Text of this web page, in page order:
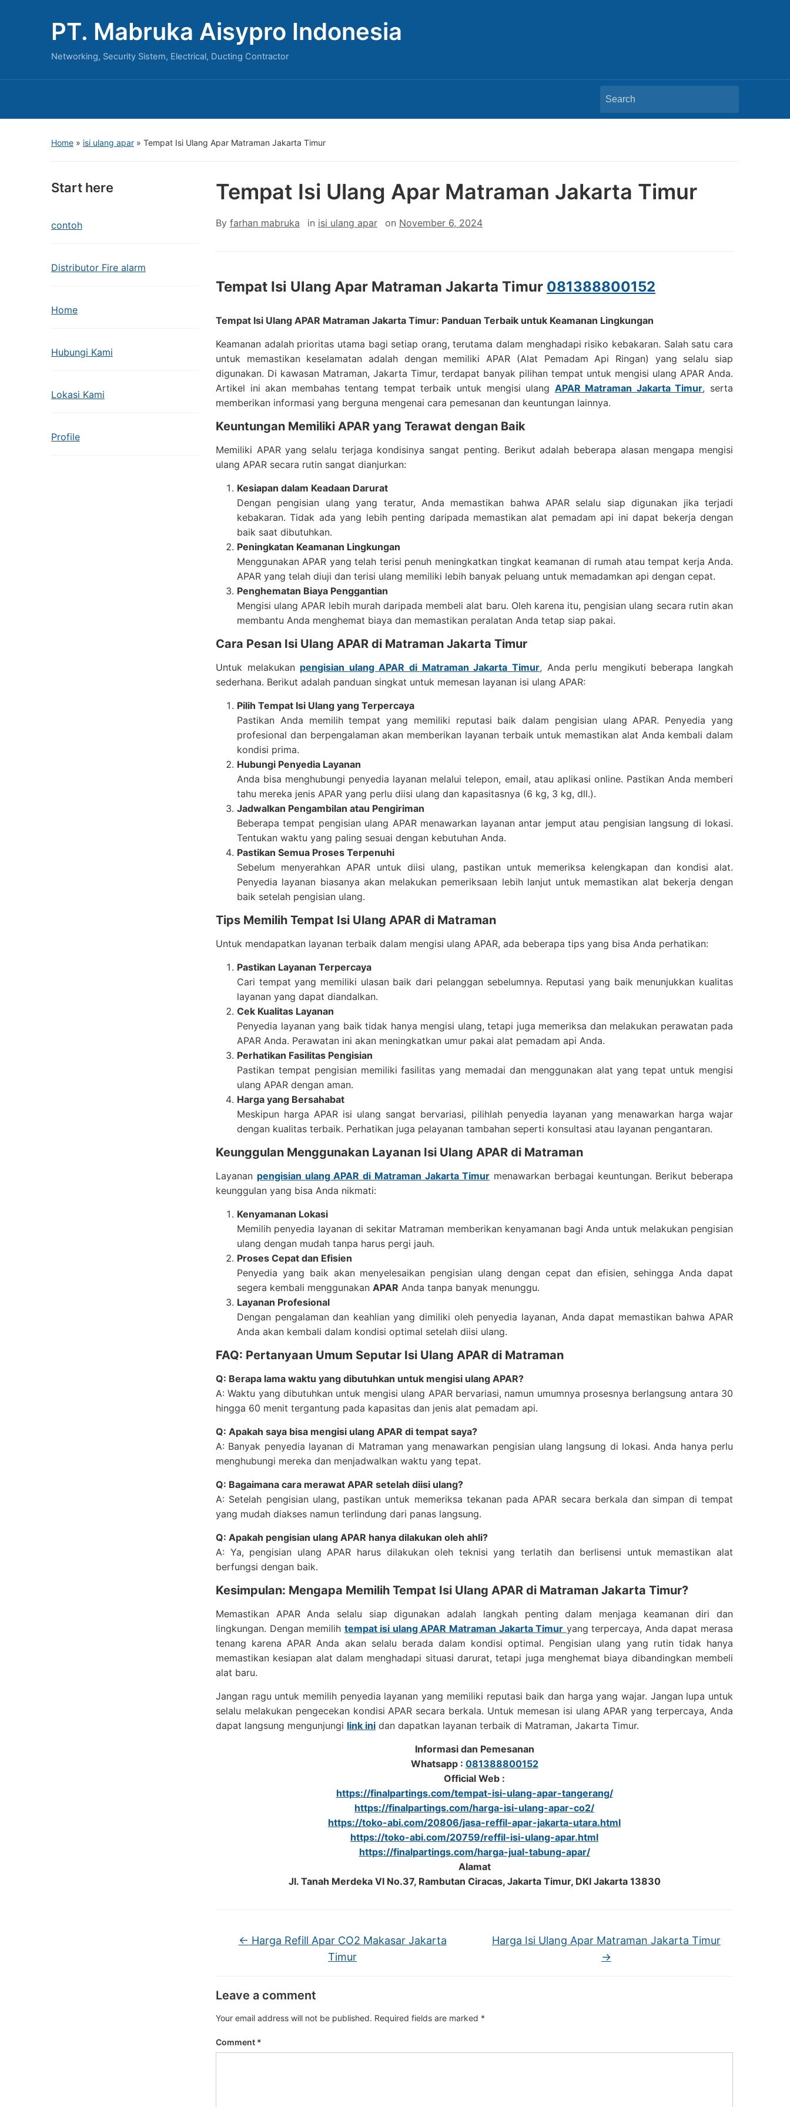
PT. Mabruka Aisypro Indonesia
Networking, Security Sistem, Electrical, Ducting Contractor
Search
for:
Home » isi ulang apar » Tempat Isi Ulang Apar Matraman Jakarta Timur
Start here
contoh
Distributor Fire alarm
Home
Hubungi Kami
Lokasi Kami
Profile
Tempat Isi Ulang Apar Matraman Jakarta Timur
By farhan mabruka in isi ulang apar on November 6, 2024
Tempat Isi Ulang Apar Matraman Jakarta Timur 081388800152
Tempat Isi Ulang APAR Matraman Jakarta Timur: Panduan Terbaik untuk Keamanan Lingkungan
Keamanan adalah prioritas utama bagi setiap orang, terutama dalam menghadapi risiko kebakaran. Salah satu cara
untuk memastikan keselamatan adalah dengan memiliki APAR (Alat Pemadam Api Ringan) yang selalu siap
digunakan. Di kawasan Matraman, Jakarta Timur, terdapat banyak pilihan tempat untuk mengisi ulang APAR Anda.
Artikel ini akan membahas tentang tempat terbaik untuk mengisi ulang APAR Matraman Jakarta Timur, serta
memberikan informasi yang berguna mengenai cara pemesanan dan keuntungan lainnya.
Keuntungan Memiliki APAR yang Terawat dengan Baik
Memiliki APAR yang selalu terjaga kondisinya sangat penting. Berikut adalah beberapa alasan mengapa mengisi
ulang APAR secara rutin sangat dianjurkan:
Kesiapan dalam Keadaan Darurat
Dengan pengisian ulang yang teratur, Anda memastikan bahwa APAR selalu siap digunakan jika terjadi
kebakaran. Tidak ada yang lebih penting daripada memastikan alat pemadam api ini dapat bekerja dengan
baik saat dibutuhkan.
Peningkatan Keamanan Lingkungan
Menggunakan APAR yang telah terisi penuh meningkatkan tingkat keamanan di rumah atau tempat kerja Anda.
APAR yang telah diuji dan terisi ulang memiliki lebih banyak peluang untuk memadamkan api dengan cepat.
Penghematan Biaya Penggantian
Mengisi ulang APAR lebih murah daripada membeli alat baru. Oleh karena itu, pengisian ulang secara rutin akan
membantu Anda menghemat biaya dan memastikan peralatan Anda tetap siap pakai.
Cara Pesan Isi Ulang APAR di Matraman Jakarta Timur
Untuk melakukan pengisian ulang APAR di Matraman Jakarta Timur, Anda perlu mengikuti beberapa langkah
sederhana. Berikut adalah panduan singkat untuk memesan layanan isi ulang APAR:
Pilih Tempat Isi Ulang yang Terpercaya
Pastikan Anda memilih tempat yang memiliki reputasi baik dalam pengisian ulang APAR. Penyedia yang
profesional dan berpengalaman akan memberikan layanan terbaik untuk memastikan alat Anda kembali dalam
kondisi prima.
Hubungi Penyedia Layanan
Anda bisa menghubungi penyedia layanan melalui telepon, email, atau aplikasi online. Pastikan Anda memberi
tahu mereka jenis APAR yang perlu diisi ulang dan kapasitasnya (6 kg, 3 kg, dll.).
Jadwalkan Pengambilan atau Pengiriman
Beberapa tempat pengisian ulang APAR menawarkan layanan antar jemput atau pengisian langsung di lokasi.
Tentukan waktu yang paling sesuai dengan kebutuhan Anda.
Pastikan Semua Proses Terpenuhi
Sebelum menyerahkan APAR untuk diisi ulang, pastikan untuk memeriksa kelengkapan dan kondisi alat.
Penyedia layanan biasanya akan melakukan pemeriksaan lebih lanjut untuk memastikan alat bekerja dengan
baik setelah pengisian ulang.
Tips Memilih Tempat Isi Ulang APAR di Matraman
Untuk mendapatkan layanan terbaik dalam mengisi ulang APAR, ada beberapa tips yang bisa Anda perhatikan:
Pastikan Layanan Terpercaya
Cari tempat yang memiliki ulasan baik dari pelanggan sebelumnya. Reputasi yang baik menunjukkan kualitas
layanan yang dapat diandalkan.
Cek Kualitas Layanan
Penyedia layanan yang baik tidak hanya mengisi ulang, tetapi juga memeriksa dan melakukan perawatan pada
APAR Anda. Perawatan ini akan meningkatkan umur pakai alat pemadam api Anda.
Perhatikan Fasilitas Pengisian
Pastikan tempat pengisian memiliki fasilitas yang memadai dan menggunakan alat yang tepat untuk mengisi
ulang APAR dengan aman.
Harga yang Bersahabat
Meskipun harga APAR isi ulang sangat bervariasi, pilihlah penyedia layanan yang menawarkan harga wajar
dengan kualitas terbaik. Perhatikan juga pelayanan tambahan seperti konsultasi atau layanan pengantaran.
Keunggulan Menggunakan Layanan Isi Ulang APAR di Matraman
Layanan pengisian ulang APAR di Matraman Jakarta Timur menawarkan berbagai keuntungan. Berikut beberapa
keunggulan yang bisa Anda nikmati:
Kenyamanan Lokasi
Memilih penyedia layanan di sekitar Matraman memberikan kenyamanan bagi Anda untuk melakukan pengisian
ulang dengan mudah tanpa harus pergi jauh.
Proses Cepat dan Efisien
Penyedia yang baik akan menyelesaikan pengisian ulang dengan cepat dan efisien, sehingga Anda dapat
segera kembali menggunakan APAR Anda tanpa banyak menunggu.
Layanan Profesional
Dengan pengalaman dan keahlian yang dimiliki oleh penyedia layanan, Anda dapat memastikan bahwa APAR
Anda akan kembali dalam kondisi optimal setelah diisi ulang.
FAQ: Pertanyaan Umum Seputar Isi Ulang APAR di Matraman
Q: Berapa lama waktu yang dibutuhkan untuk mengisi ulang APAR?
A: Waktu yang dibutuhkan untuk mengisi ulang APAR bervariasi, namun umumnya prosesnya berlangsung antara 30
hingga 60 menit tergantung pada kapasitas dan jenis alat pemadam api.
Q: Apakah saya bisa mengisi ulang APAR di tempat saya?
A: Banyak penyedia layanan di Matraman yang menawarkan pengisian ulang langsung di lokasi. Anda hanya perlu
menghubungi mereka dan menjadwalkan waktu yang tepat.
Q: Bagaimana cara merawat APAR setelah diisi ulang?
A: Setelah pengisian ulang, pastikan untuk memeriksa tekanan pada APAR secara berkala dan simpan di tempat
yang mudah diakses namun terlindung dari panas langsung.
Q: Apakah pengisian ulang APAR hanya dilakukan oleh ahli?
A: Ya, pengisian ulang APAR harus dilakukan oleh teknisi yang terlatih dan berlisensi untuk memastikan alat
berfungsi dengan baik.
Kesimpulan: Mengapa Memilih Tempat Isi Ulang APAR di Matraman Jakarta Timur?
Memastikan APAR Anda selalu siap digunakan adalah langkah penting dalam menjaga keamanan diri dan
lingkungan. Dengan memilih tempat isi ulang APAR Matraman Jakarta Timur yang terpercaya, Anda dapat merasa
tenang karena APAR Anda akan selalu berada dalam kondisi optimal. Pengisian ulang yang rutin tidak hanya
memastikan kesiapan alat dalam menghadapi situasi darurat, tetapi juga menghemat biaya dibandingkan membeli
alat baru.
Jangan ragu untuk memilih penyedia layanan yang memiliki reputasi baik dan harga yang wajar. Jangan lupa untuk
selalu melakukan pengecekan kondisi APAR secara berkala. Untuk memesan isi ulang APAR yang terpercaya, Anda
dapat langsung mengunjungi link ini dan dapatkan layanan terbaik di Matraman, Jakarta Timur.
Informasi dan Pemesanan
Whatsapp : 081388800152
Official Web :
https://finalpartings.com/tempat-isi-ulang-apar-tangerang/
https://finalpartings.com/harga-isi-ulang-apar-co2/
https://toko-abi.com/20806/jasa-reffil-apar-jakarta-utara.html
https://toko-abi.com/20759/reffil-isi-ulang-apar.html
https://finalpartings.com/harga-jual-tabung-apar/
Alamat
Jl. Tanah Merdeka VI No.37, Rambutan Ciracas, Jakarta Timur, DKI Jakarta 13830
← Harga Refill Apar CO2 Makasar Jakarta
Timur
Harga Isi Ulang Apar Matraman Jakarta Timur
→
Leave a comment
Your email address will not be published. Required fields are marked *
Comment *